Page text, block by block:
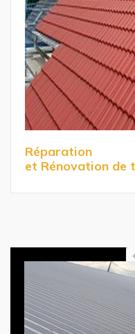
Réparation
et Rénovation de